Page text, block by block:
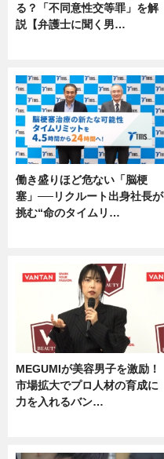
る？「不同意性交等罪」を解
説【弁護士に聞く男…
働き盛りほど危ない「脳梗
塞」──リクルート出身社長が
挑む“命のタイムリ…
MEGUMIが美容男子を激励！
市場拡大でプロ人材の育成に
力を入れるバン…